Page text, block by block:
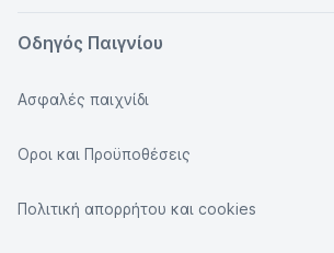
Οδηγός Παιγνίου
Ασφαλές παιχνίδι
Οροι και Προϋποθέσεις
Πολιτική απορρήτου και cookies